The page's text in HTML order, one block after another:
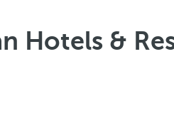
Hotels &